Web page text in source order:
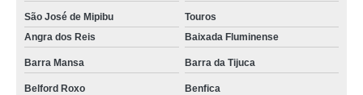
São José de Mipibu
Touros
Angra dos Reis
Baixada Fluminense
Barra Mansa Barra da Tijuca
Belford Roxo Benfica